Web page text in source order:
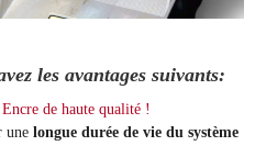
les avantages suivants:
Encre de haute qualité !
une longue durée de vie du système